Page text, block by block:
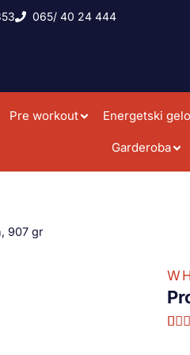
065/ 40 24 444
Pre workout Energetski
Garderoba
907 gr